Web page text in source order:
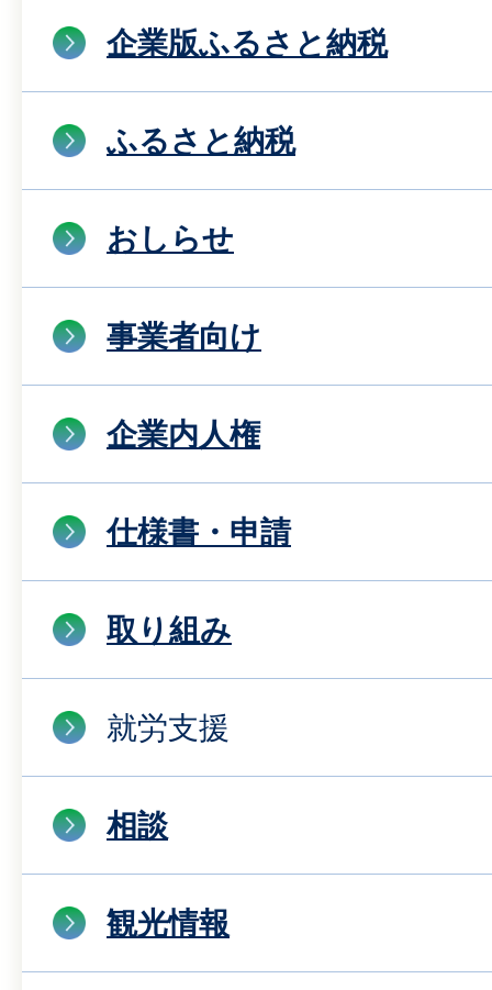
企業版ふるさと納税
ふるさと納税
おしらせ
事業者向け
企業内人権
仕様書・申請
取り組み
就労支援
相談
観光情報